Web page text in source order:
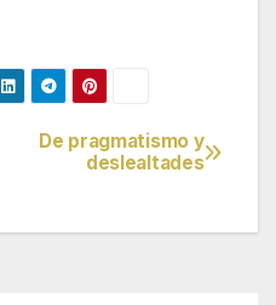
De pragmatismo y
deslealtades